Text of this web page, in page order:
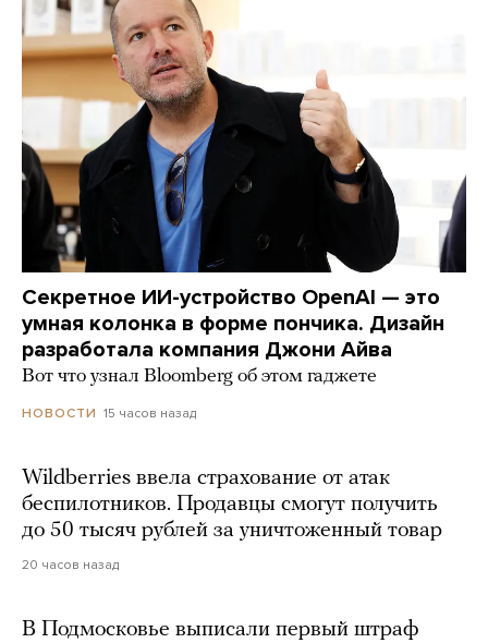
Секретное ИИ-устройство OpenAI — это
умная колонка в форме пончика. Дизайн
разработала компания Джони Айва
Вот что узнал Bloomberg об этом гаджете
НОВОСТИ 15 часов назад
Wildberries ввела страхование от атак
беспилотников. Продавцы смогут получить
до 50 тысяч рублей за уничтоженный товар
20 часов назад
В Подмосковье выписали первый штраф